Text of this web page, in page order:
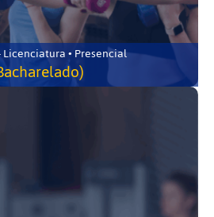
• Presencial